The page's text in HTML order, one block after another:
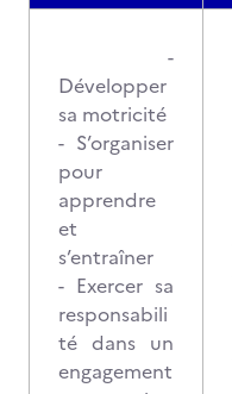
-
Développer
sa motricité
- S’organiser
pour
apprendre
et
s’entraîner
- Exercer sa
responsabili
té dans un
engagement